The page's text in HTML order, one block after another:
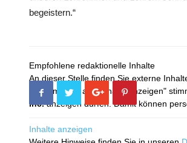
begeistern.“
Empfohlene redaktionelle Inhalte
An dieser Stelle finden Sie externe
Mit dem Klick auf "Inhalte anzeigen"
Inc.anzeigen dürfen. Damit können
Inhalte anzeigen